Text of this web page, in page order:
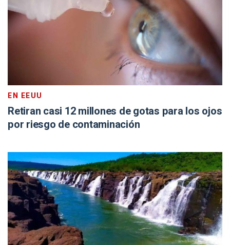
EN EEUU
Retiran casi 12 millones de gotas para los ojos
por riesgo de contaminación